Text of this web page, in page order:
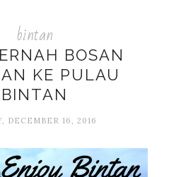
bintan
BOSAN
KE PULAU
BINTAN
DECEMBER 16, 2016